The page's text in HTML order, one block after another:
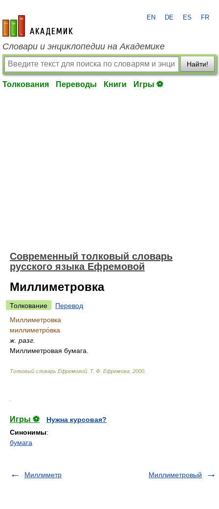
academic.ru
EN DE ES FR
Словари и энциклопедии на Академике
Найти!
Толкования Переводы Книги Игры ⚽
Современный толковый словарь
русского языка Ефремовой
Миллиметровка
Толкование
Перевод
Миллиметровка
миллиметро́вка
ж. разг.
Миллиметровая бумага.
Толковый словарь Ефремовой Т. Ф. Ефремова. 2000
Игры ⚽
Нужна курсовая?
Синонимы:
бумага
Миллиметр Миллиметровый